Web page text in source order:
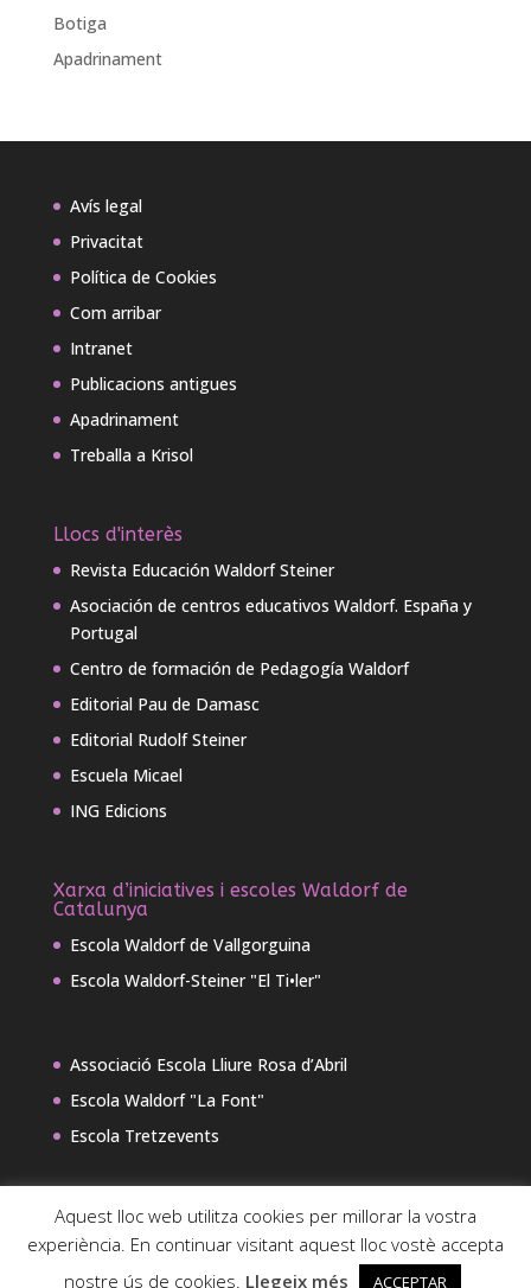
Botiga
Apadrinament
Avís legal
Privacitat
Política de Cookies
Com arribar
Intranet
Publicacions antigues
Apadrinament
Treballa a Krisol
Llocs d'interès
Revista Educación Waldorf Steiner
Asociación de centros educativos Waldorf. España y
Portugal
Centro de formación de Pedagogía Waldorf
Editorial Pau de Damasc
Editorial Rudolf Steiner
Escuela Micael
ING Edicions
Xarxa d’iniciatives i escoles Waldorf de
Catalunya
Escola Waldorf de Vallgorguina
Escola Waldorf-Steiner "El Ti•ler"
Associació Escola Lliure Rosa d’Abril
Escola Waldorf "La Font"
Escola Tretzevents
Aquest lloc web utilitza cookies per millorar la vostra
experiència. En continuar visitant aquest lloc vostè accepta
nostre ús de cookies. Llegeix més ACCEPTAR